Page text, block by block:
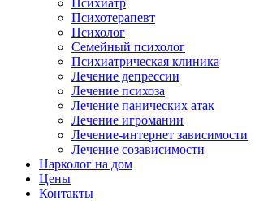
Психиатр
Психотерапевт
Психолог
Семейный психолог
Психиатрическая клиника
Лечение депрессии
Лечение психоза
Лечение панических атак
Лечение игромании
Лечение-интернет зависимости
Лечение созависимости
Нарколог на дом
Цены
Контакты